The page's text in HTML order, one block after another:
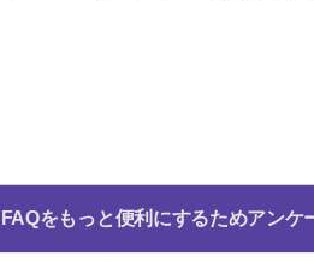
FAQをもっと便利にするためアンケ